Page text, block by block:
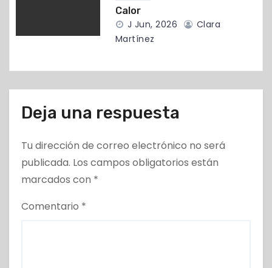
a
Calor
J Jun, 2026
Clara
Martínez
Deja una respuesta
Tu dirección de correo electrónico no será
publicada. Los campos obligatorios están
marcados con *
Comentario *